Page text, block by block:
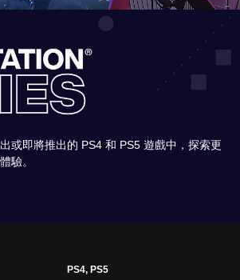
或即將推出的 PS4 和 PS5 遊戲中，探索更
驗。
PS4, PS5